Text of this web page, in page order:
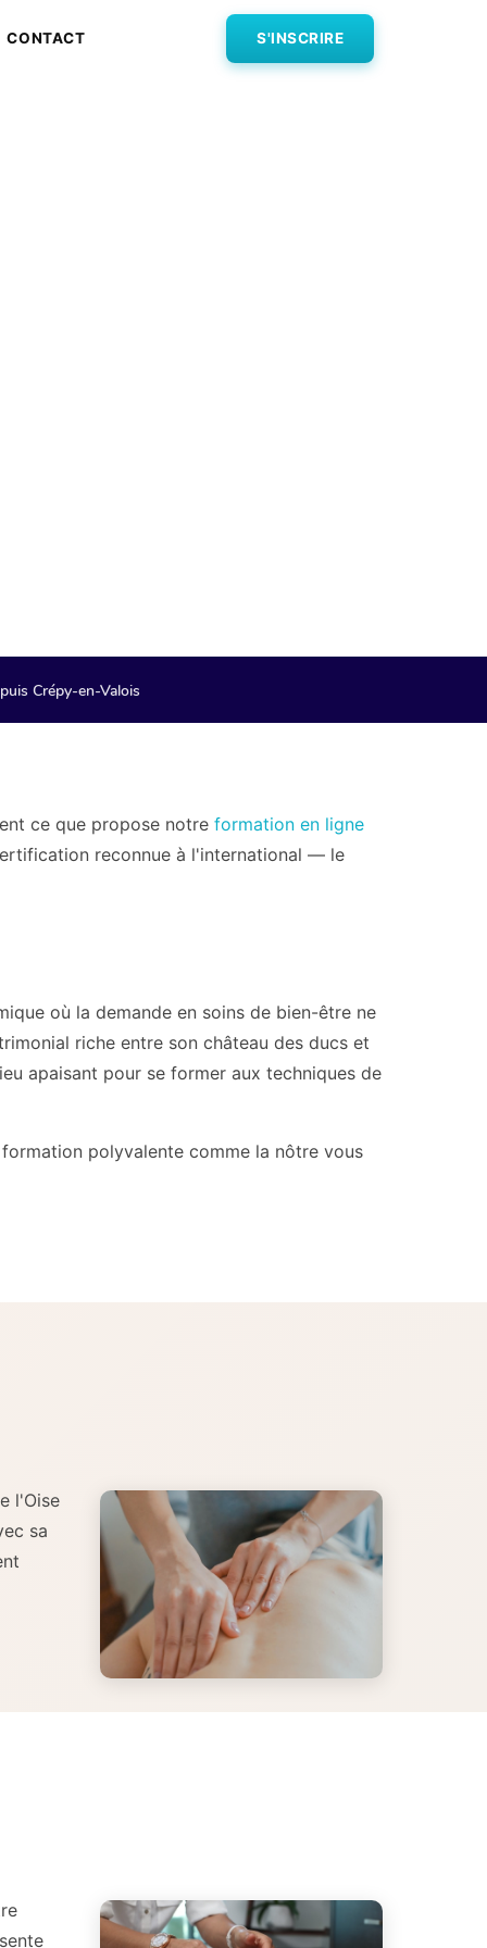
CONTACT S'INSCRIRE
Crépy-en-Valois
ce que propose notre formation en ligne
reconnue à l'international — le
où la demande en soins de bien-être ne
riche entre son château des ducs et
apaisant pour se former aux techniques de
polyvalente comme la nôtre vous
l'Oise
sa